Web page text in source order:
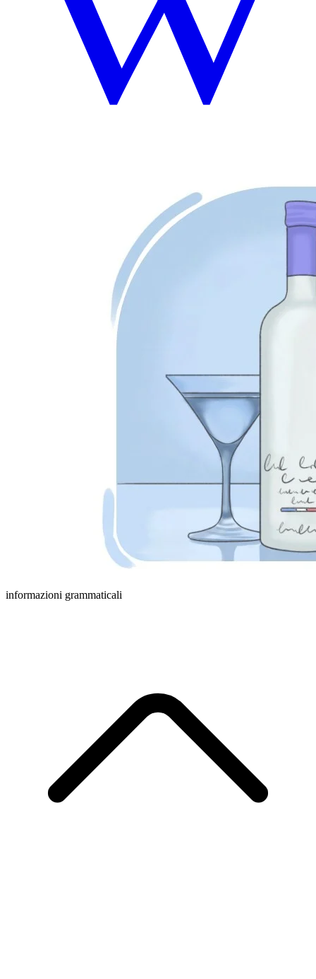
informazioni grammaticali